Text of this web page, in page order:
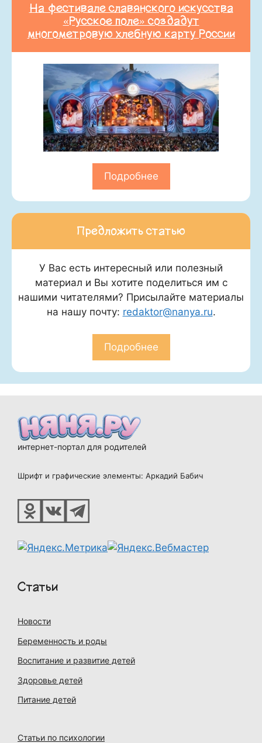
На фестивале славянского искусства
«Русское поле» создадут
многометровую хлебную карту России
Подробнее
Предложить статью
У Вас есть интересный или полезный
материал и Вы хотите поделиться им с
нашими читателями? Присылайте материалы
на нашу почту: redaktor@nanya.ru.
Подробнее
интернет-портал для родителей
Шрифт и графические элементы: Аркадий Бабич
Статьи
Новости
Беременность и роды
Воспитание и развитие детей
Здоровье детей
Питание детей
Статьи по психологии